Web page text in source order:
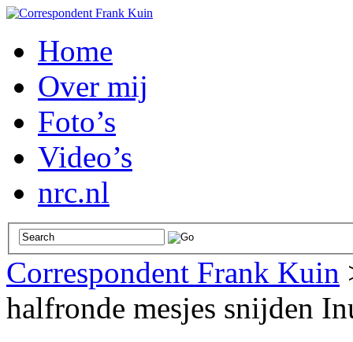
Home
Over mij
Foto’s
Video’s
nrc.nl
Correspondent Frank Kuin
halfronde mesjes snijden